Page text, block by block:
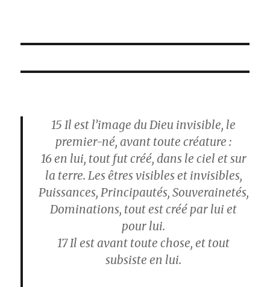
15 Il est l’image du Dieu invisible, le
premier-né, avant toute créature :
16en lui, tout fut créé, dans le ciel et sur
la terre. Les êtres visibles et invisibles,
Puissances, Principautés, Souverainetés,
Dominations, tout est créé par lui et
pour lui.
17Il est avant toute chose, et tout
subsiste en lui.